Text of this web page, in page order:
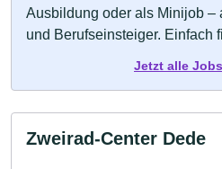
Ausbildung oder als Minijob –
und Berufseinsteiger. Einfach
Jetzt alle
Zweirad-Center Dede